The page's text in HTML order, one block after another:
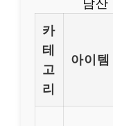
남산
카
테
고
리
아이템